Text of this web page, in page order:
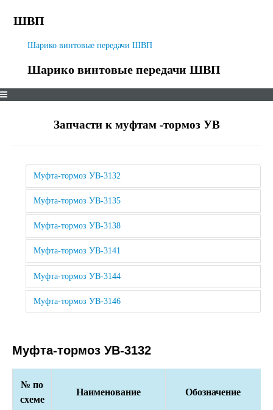
ШВП
Шарико винтовые передачи ШВП
Шарико винтовые передачи ШВП
Запчасти к муфтам -тормоз УВ
Муфта-тормоз УВ-3132
Муфта-тормоз УВ-3135
Муфта-тормоз УВ-3138
Муфта-тормоз УВ-3141
Муфта-тормоз УВ-3144
Муфта-тормоз УВ-3146
Муфта-тормоз УВ-3132
№ по
схеме
Наименование Обозначение